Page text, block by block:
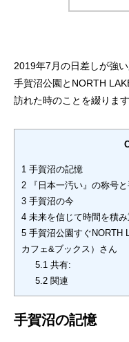
2019年7月の日差しが強
手賀沼公園とNORTH
訪れた時のことを綴ります
1 手賀沼の記憶
2 『日本一汚い』の称号
3 手賀沼の今
4 未来を信じて時間を積
5 手賀沼公園すぐNORTH
カフェ&ブックス）さん
5.1共有:
5.2関連
手賀沼の記憶